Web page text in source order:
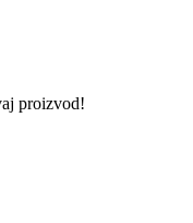
proizvod!